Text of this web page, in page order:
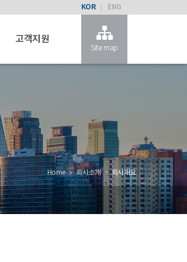
KOR ENG
고객지원
Site map
Home 회사소개 회사개요